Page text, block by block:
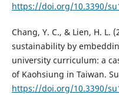
https://doi.org/10.3390/
Chang, Y. C., & Lien, H. L.
sustainability by
university curriculum: a
of Kaohsiung in Taiwan.
https://doi.org/10.3390/